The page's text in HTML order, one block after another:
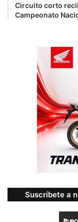
Circuito corto
Campeonato
Suscríbete a